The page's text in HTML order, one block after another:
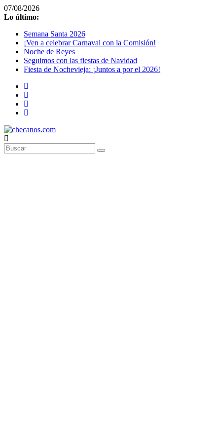
Saltar
al
07/08/2026
Lo último:
Semana Santa 2026
¡Ven a celebrar Carnaval con la Comisión!
Noche de Reyes
Seguimos con las fiestas de Navidad
Fiesta de Nochevieja: ¡Juntos a por el 2026!